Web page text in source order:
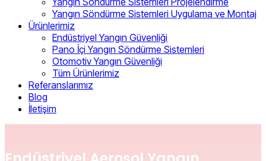
Yangın Söndürme Sistemleri Uygulama ve Montaj
Ürünlerimiz
Endüstriyel Yangın Güvenliği
Pano İçi Yangın Söndürme Sistemleri
Otomotiv Yangın Güvenliği
Tüm Ürünlerimiz
Referanslarımız
Blog
İletişim